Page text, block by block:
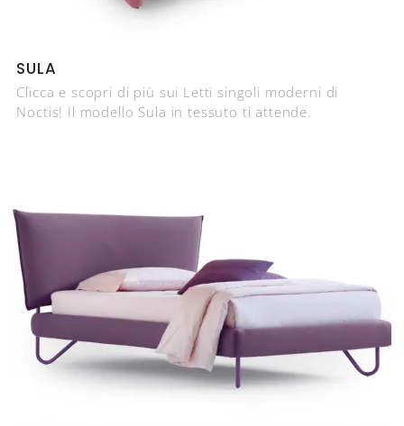
SULA
Clicca e scopri di più sui Letti singoli moderni di
Noctis! Il modello Sula in tessuto ti attende.